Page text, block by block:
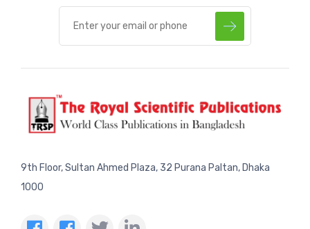
9th Floor, Sultan Ahmed Plaza, 32 Purana Paltan, Dhaka
1000